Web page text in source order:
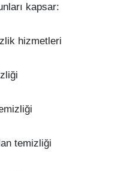
kapsar:
hizmetleri
temizliği